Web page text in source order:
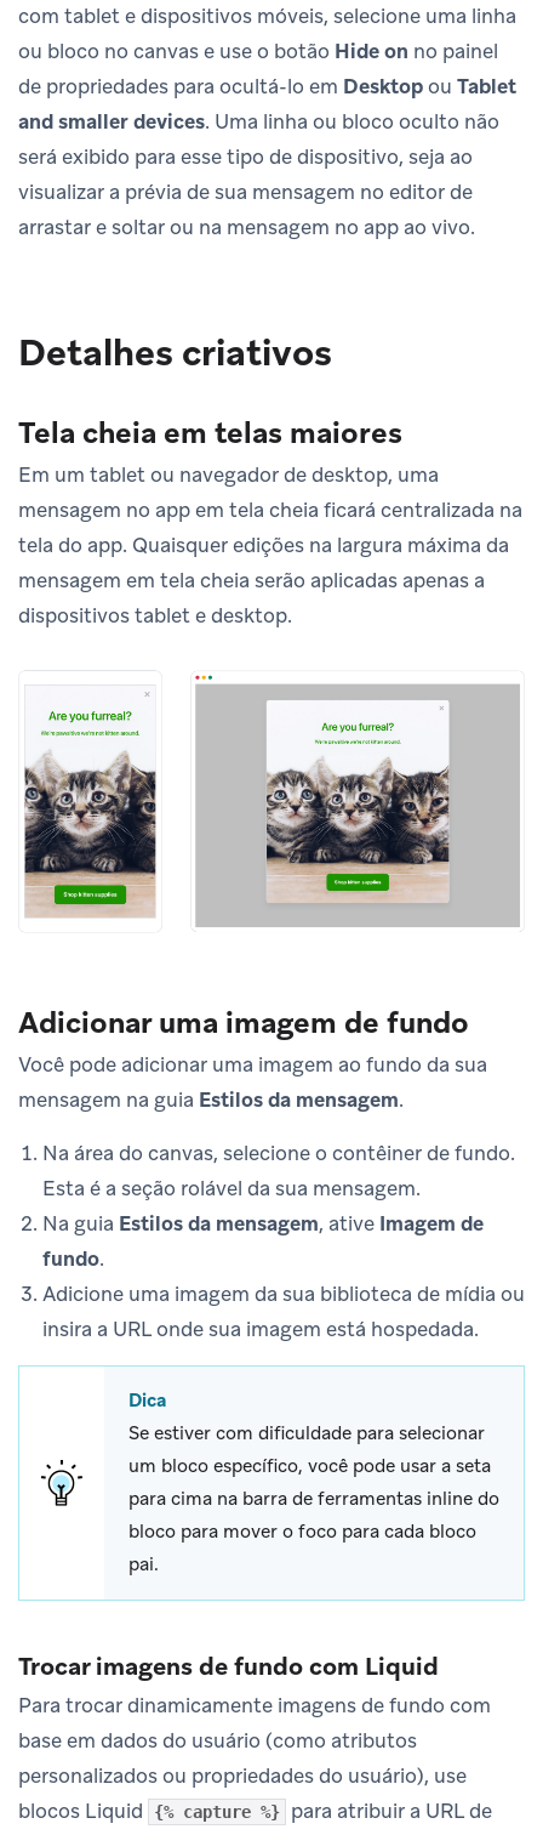
com tablet e dispositivos móveis, selecione uma linha
ou bloco no canvas e use o botão Hide on no painel
de propriedades para ocultá-lo em Desktopou Tablet
and smaller devices. Uma linha ou bloco oculto não
será exibido para esse tipo de dispositivo, seja ao
visualizar a prévia de sua mensagem no editor de
arrastar e soltar ou na mensagem no app ao vivo.
Detalhes criativos
Tela cheia em telas maiores
Em um tablet ou navegador de desktop, uma
mensagem no app em tela cheia ficará centralizada na
tela do app. Quaisquer edições na largura máxima da
mensagem em tela cheia serão aplicadas apenas a
dispositivos tablet e desktop.
Adicionar uma imagem de fundo
Você pode adicionar uma imagem ao fundo da sua
mensagem na guia Estilos da mensagem.
Na área do canvas, selecione o contêiner de fundo.
Esta é a seção rolável da sua mensagem.
Na guia Estilos da mensagem, ative Imagem de
fundo.
Adicione uma imagem da sua biblioteca de mídia ou
insira a URL onde sua imagem está hospedada.
Dica
Se estiver com dificuldade para selecionar
um bloco específico, você pode usar a seta
para cima na barra de ferramentas inline do
bloco para mover o foco para cada bloco
pai.
Trocar imagens de fundo com Liquid
Para trocar dinamicamente imagens de fundo com
base em dados do usuário (como atributos
personalizados ou propriedades do usuário), use
blocos Liquid
{% capture %}
para atribuir a URL de